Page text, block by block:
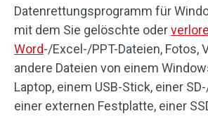
Datenrettungsprogramm für
mit dem Sie gelöschte oder
Word-/Excel-/PPT-Dateien, Fotos,
andere Dateien von einem
Laptop, einem USB-Stick, einer
einer externen Festplatte, einer